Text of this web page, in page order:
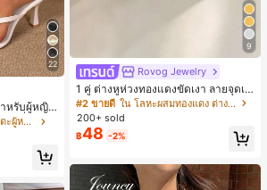
22
หรับผู้หญิง
ฟรี่ฤดูร้อ
รองเท้าแ
งเท้าผู้ห
งแจ้ง ดีไซ
ำหรับเดทไ
ใน สีขาว รองเท้าแตะผู้หญิง
9
Rovog Jewelry
1 คู่ ต่างหูห่วงทองแดงขัดเงา ลายจุดเร
ขาคณิตสไตล์มินิมอล เหมาะสำหรับสว
มใส่ประจำวันแบบสบายๆ สำหรับผู้หญิง
#2 ขายดี
ใน โลหะผสมทองแดง ต่างหูผู้หญิง
200+ sold
฿48 -2%